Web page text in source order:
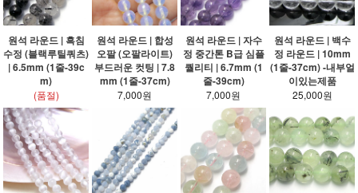
원석 라운드 | 흑침
수정 (블랙루틸쿼츠)
| 6.5mm (1줄-39c
m)
(품절)
원석 라운드 | 합성
오팔 (오팔라이트)
부드러운 컷팅 | 7.8
mm (1줄-37cm)
7,000원
원석 라운드 | 자수
정 중간톤 B급 심플
퀄리티 | 6.7mm (1
줄-39cm)
7,000원
원석 라운드 | 백수
정 라운드 | 10mm
(1줄-37cm) -내부얼
이있는제품
25,000원